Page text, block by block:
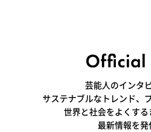
芸能人のインタ
サステナブルなトレンド、
世界と社会をよくす
最新情報を発